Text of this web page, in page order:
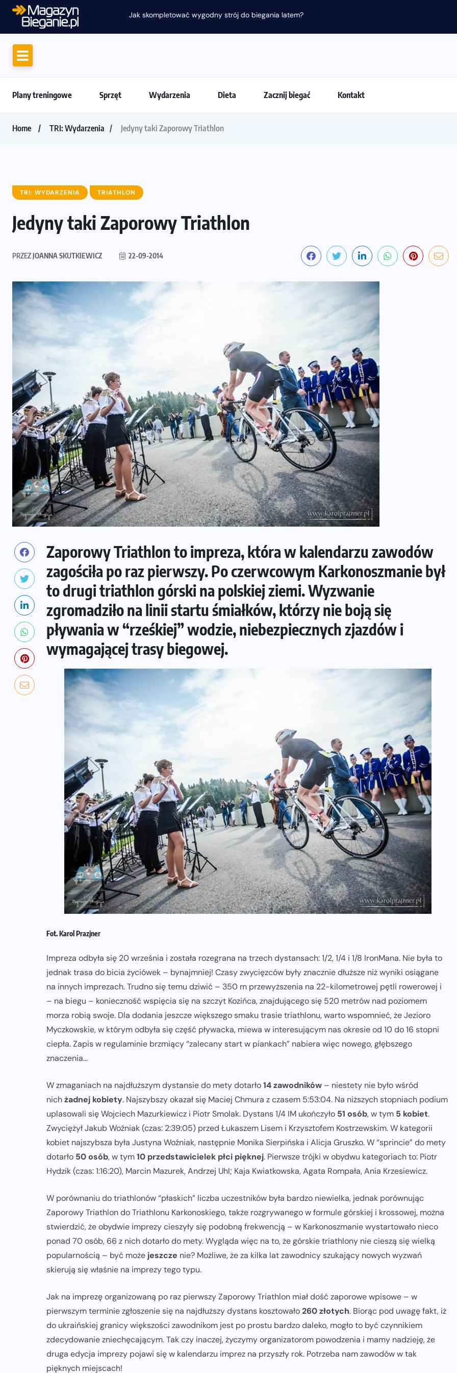
Jak skompletować wygodny strój do biegania latem?
Plany treningowe Sprzęt Wydarzenia Dieta Zacznij biegać Kontakt
Home TRI: Wydarzenia Jedyny taki Zaporowy Triathlon
TRI: WYDARZENIA TRIATHLON
Jedyny taki Zaporowy Triathlon
PRZEZJOANNA SKUTKIEWICZ 22-09-2014
Zaporowy Triathlon to impreza, która w kalendarzu zawodów
zagościła po raz pierwszy. Po czerwcowym Karkonoszmanie był
to drugi triathlon górski na polskiej ziemi. Wyzwanie
zgromadziło na linii startu śmiałków, którzy nie boją się
pływania w “rześkiej” wodzie, niebezpiecznych zjazdów i
wymagającej trasy biegowej.
Fot. Karol Prazjner
Impreza odbyła się 20 września i została rozegrana na trzech dystansach: 1/2, 1/4 i 1/8 IronMana. Nie była to
jednak trasa do bicia życiówek – bynajmniej! Czasy zwycięzców były znacznie dłuższe niż wyniki osiągane
na innych imprezach. Trudno się temu dziwić – 350 m przewyższenia na 22-kilometrowej pętli rowerowej i
– na biegu – konieczność wspięcia się na szczyt Kozińca, znajdującego się 520 metrów nad poziomem
morza robią swoje. Dla dodania jeszcze większego smaku trasie triathlonu, warto wspomnieć, że Jezioro
Myczkowskie, w którym odbyła się część pływacka, miewa w interesującym nas okresie od 10 do 16 stopni
ciepła. Zapis w regulaminie brzmiący “zalecany start w piankach” nabiera więc nowego, głębszego
znaczenia…
W zmaganiach na najdłuższym dystansie do mety dotarło14 zawodników – niestety nie było wśród
nichżadnej kobiety. Najszybszy okazał się Maciej Chmura z czasem 5:53:04. Na niższych stopniach podium
uplasowali się Wojciech Mazurkiewicz i Piotr Smolak. Dystans 1/4 IM ukończyło 51 osób, w tym 5 kobiet.
Zwyciężył Jakub Woźniak (czas: 2:39:05) przed Łukaszem Lisem i Krzysztofem Kostrzewskim. W kategorii
kobiet najszybsza była Justyna Woźniak, następnie Monika Sierpińska i Alicja Gruszko. W “sprincie” do mety
dotarło 50 osób, w tym10 przedstawicielek płci pięknej. Pierwsze trójki w obydwu kategoriach to: Piotr
Hydzik (czas: 1:16:20), Marcin Mazurek, Andrzej Uhl; Kaja Kwiatkowska, Agata Rompała, Ania Krzesiewicz.
W porównaniu do triathlonów “płaskich” liczba uczestników była bardzo niewielka, jednak porównując
Zaporowy Triathlon do Triathlonu Karkonoskiego, także rozgrywanego w formule górskiej i krossowej, można
stwierdzić, że obydwie imprezy cieszyły się podobną frekwencją – w Karkonoszmanie wystartowało nieco
ponad 70 osób, 66 z nich dotarło do mety. Wygląda więc na to, że górskie triathlony nie cieszą się wielką
popularnością – być może jeszcze nie? Możliwe, że za kilka lat zawodnicy szukający nowych wyzwań
skierują się właśnie na imprezy tego typu.
Jak na imprezę organizowaną po raz pierwszy Zaporowy Triathlon miał dość zaporowe wpisowe – w
pierwszym terminie zgłoszenie się na najdłuższy dystans kosztowało260 złotych. Biorąc pod uwagę fakt, iż
do ukraińskiej granicy większości zawodnikom jest po prostu bardzo daleko, mogło to być czynnikiem
zdecydowanie zniechęcającym. Tak czy inaczej, życzymy organizatorom powodzenia i mamy nadzieję, że
druga edycja imprezy pojawi się w kalendarzu imprez na przyszły rok. Potrzeba nam zawodów w tak
pięknych miejscach!
Sposoby na regenerację i
zachowanie zdrowia zimą
23-01-2024
Jest rekord świata! Robert Karaś na
mecie 10-krotnego Ironman!
27-05-2023